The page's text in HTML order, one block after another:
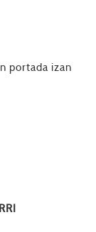
portada izan